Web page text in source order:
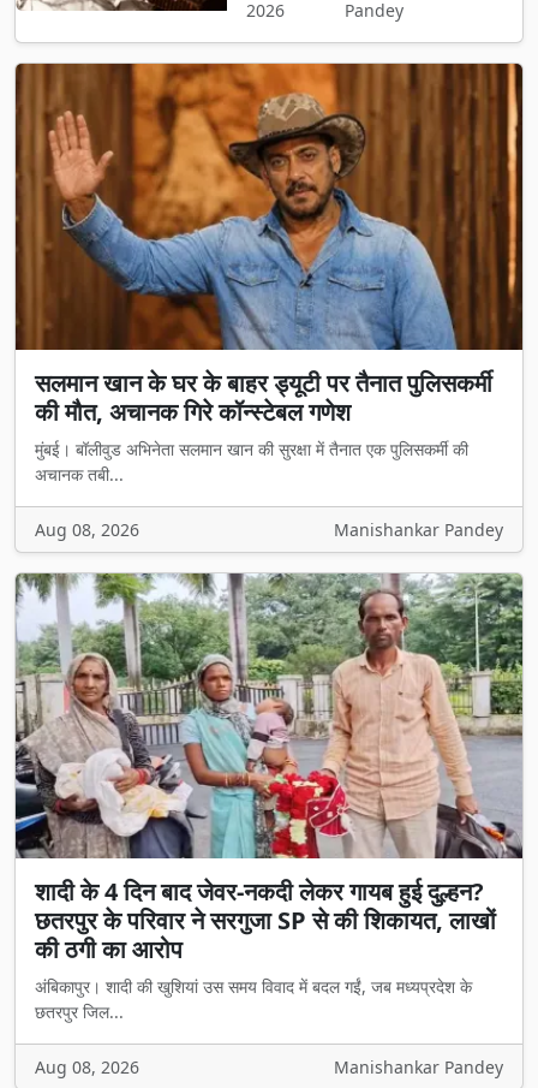
2026
Pandey
सलमान खान के घर के बाहर ड्यूटी पर तैनात पुलिसकर्मी
की मौत, अचानक गिरे कॉन्स्टेबल गणेश
मुंबई। बॉलीवुड अभिनेता सलमान खान की सुरक्षा में तैनात एक पुलिसकर्मी की
अचानक तबी...
Aug 08, 2026 Manishankar Pandey
शादी के 4 दिन बाद जेवर-नकदी लेकर गायब हुई दुल्हन?
छतरपुर के परिवार ने सरगुजा SP से की शिकायत, लाखों
की ठगी का आरोप
अंबिकापुर। शादी की खुशियां उस समय विवाद में बदल गईं, जब मध्यप्रदेश के
छतरपुर जिल...
Aug 08, 2026 Manishankar Pandey